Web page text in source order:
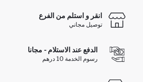
انقر و استلم من الفرع
توصيل مجاني
الدفع عند الاستلام - مجانا
رسوم الخدمة 10 درهم